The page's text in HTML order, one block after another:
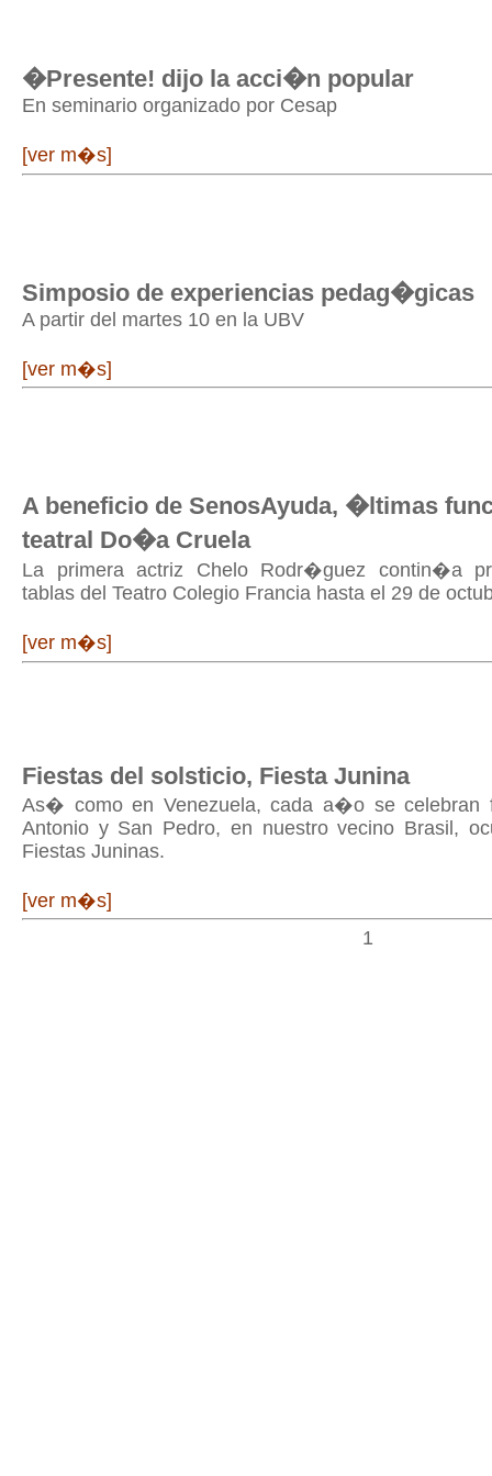
�Presente! dijo la acci�n popular
En seminario organizado por Cesap
[ver m�s]
Simposio de experiencias pedag�gicas
A partir del martes 10 en la UBV
[ver m�s]
A beneficio de SenosAyuda, �ltimas
teatral Do�a Cruela
La primera actriz Chelo Rodr�guez contin�a
tablas del Teatro Colegio Francia hasta el 29 de
[ver m�s]
Fiestas del solsticio, Fiesta Junina
As� como en Venezuela, cada a�o se celebran
Antonio y San Pedro, en nuestro vecino Brasil,
Fiestas Juninas.
[ver m�s]
1